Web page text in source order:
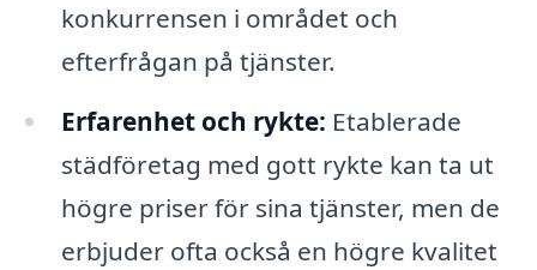
konkurrensen i området och
efterfrågan på tjänster.
Erfarenhet och rykte: Etablerade
städföretag med gott rykte kan ta ut
högre priser för sina tjänster, men de
erbjuder ofta också en högre kvalitet